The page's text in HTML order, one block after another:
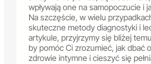
wpływają one na samopoczucie i
Na szczęście, w wielu
skuteczne metody diagnostyki i
artykule, przyjrzymy się bliżej
by pomóc Ci zrozumieć, jak dbać
zdrowie intymne i cieszyć się